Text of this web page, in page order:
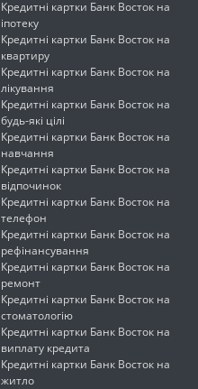
Кредитні картки Банк Восток на
іпотеку
Кредитні картки Банк Восток на
квартиру
Кредитні картки Банк Восток на
лікування
Кредитні картки Банк Восток на
будь-які цілі
Кредитні картки Банк Восток на
навчання
Кредитні картки Банк Восток на
відпочинок
Кредитні картки Банк Восток на
телефон
Кредитні картки Банк Восток на
рефінансування
Кредитні картки Банк Восток на
ремонт
Кредитні картки Банк Восток на
стоматологію
Кредитні картки Банк Восток на
виплату кредита
Кредитні картки Банк Восток на
житло